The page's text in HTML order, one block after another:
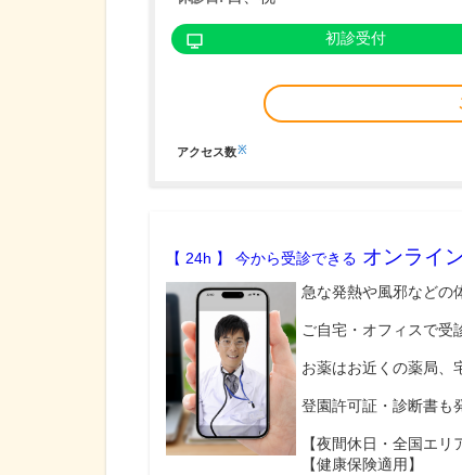
初診受付
アクセス数※
【 24h 】 今から受診できる オンライ
急な発熱や風邪などの
ご自宅・オフィスで受
お薬はお近くの薬局、
登園許可証・診断書も
【夜間休日・全国エリ
【健康保険適用】